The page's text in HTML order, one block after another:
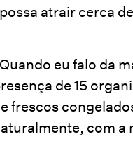
atrair cerca
eu falo da
de 15
frescos
com a